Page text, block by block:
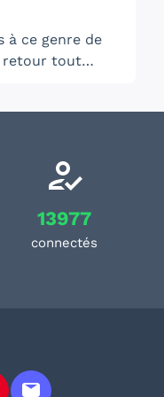
épisode,
erreur de
à ce genre de
retour tout
13977
connectés